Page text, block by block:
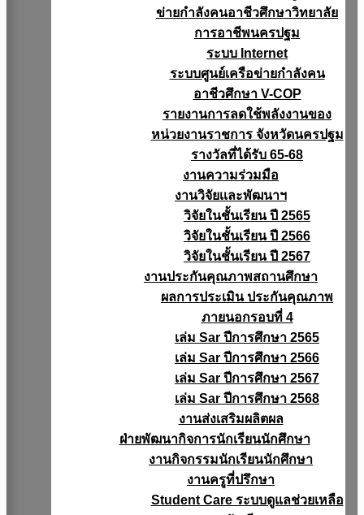
ข่ายกำลังคนอาชีวศึกษาวิทยาลัย
การอาชีพนครปฐม
ระบบ Internet
ระบบศูนย์เครือข่ายกำลังคน
อาชีวศึกษา V-COP
รายงานการลดใช้พลังงานของ
หน่วยงานราชการ จังหวัดนครปฐม
รางวัลที่ได้รับ 65-68
งานความร่วมมือ
งานวิจัยเเละพัฒนาฯ
วิจัยในชั้นเรียน ปี 2565
วิจัยในชั้นเรียน ปี 2566
วิจัยในชั้นเรียน ปี 2567
งานประกันคุณภาพสถานศึกษา
ผลการประเมิน ประกันคุณภาพ
ภายนอกรอบที่ 4
เล่ม Sar ปีการศึกษา 2565
เล่ม Sar ปีการศึกษา 2566
เล่ม Sar ปีการศึกษา 2567
เล่ม Sar ปีการศึกษา 2568
งานส่งเสริมผลิตผล
ฝ่ายพัฒนากิจการนักเรียนนักศึกษา
งานกิจกรรมนักเรียนนักศึกษา
งานครูที่ปรึกษา
Student Care ระบบดูแลช่วยเหลือ